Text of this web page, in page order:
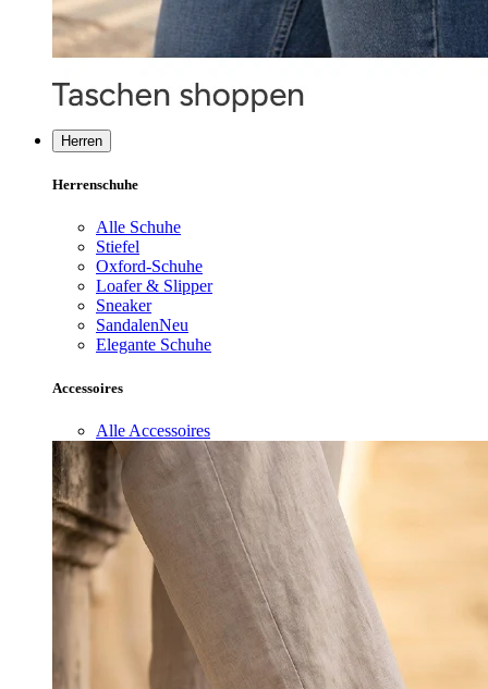
Herren
Herrenschuhe
Alle Schuhe
Stiefel
Oxford-Schuhe
Loafer & Slipper
Sneaker
SandalenNeu
Elegante Schuhe
Accessoires
Alle Accessoires